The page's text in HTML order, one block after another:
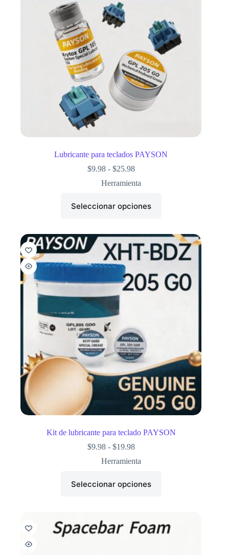
Lubricante para teclados PAYSON
$9.98 - $25.98
Herramienta
Seleccionar opciones
Kit de lubricante para teclado PAYSON
$9.98 - $19.98
Herramienta
Seleccionar opciones